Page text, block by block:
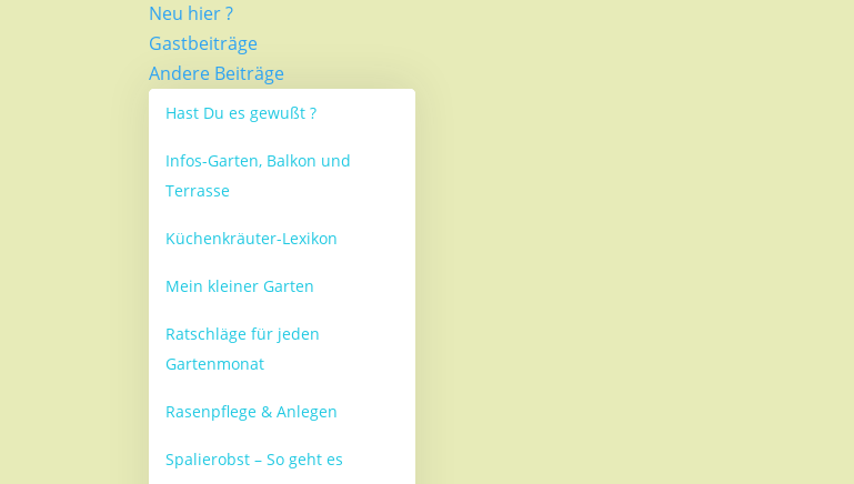
Neu hier ?
Gastbeiträge
Andere Beiträge
Hast Du es gewußt ?
Infos-Garten, Balkon und
Terrasse
Küchenkräuter-Lexikon
Mein kleiner Garten
Ratschläge für jeden
Gartenmonat
Rasenpflege & Anlegen
Spalierobst – So geht es